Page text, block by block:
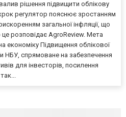
рішення підвищити облікову
регулятор пояснює зростанням
загальної інфляції, що
це розповідає AgroReview. Мета
економіку Підвищення облікової
НБУ, спрямоване на забезпечення
для інвесторів, посилення